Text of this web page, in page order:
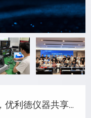
扎根高校科创培育，优利德仪器共享助力研电赛成果转化